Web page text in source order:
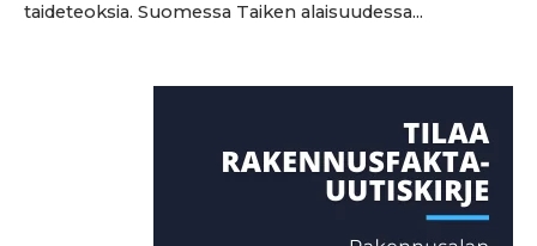
taideteoksia. Suomessa Taiken alaisuudessa...